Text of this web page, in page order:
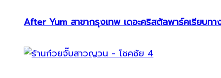
After Yum สาขากรุงเทพ เดอะคริสตัลพาร์คเรียบท